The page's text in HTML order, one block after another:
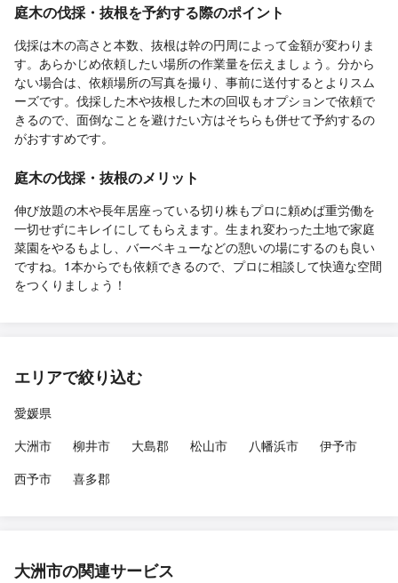
庭木の伐採・抜根を予約する際のポイント
伐採は木の高さと本数、抜根は幹の円周によって金額が変わりま
す。あらかじめ依頼したい場所の作業量を伝えましょう。分から
ない場合は、依頼場所の写真を撮り、事前に送付するとよりスム
ーズです。伐採した木や抜根した木の回収もオプションで依頼で
きるので、面倒なことを避けたい方はそちらも併せて予約するの
がおすすめです。
庭木の伐採・抜根のメリット
伸び放題の木や長年居座っている切り株もプロに頼めば重労働を
一切せずにキレイにしてもらえます。生まれ変わった土地で家庭
菜園をやるもよし、バーベキューなどの憩いの場にするのも良い
ですね。1本からでも依頼できるので、プロに相談して快適な空間
をつくりましょう！
エリアで絞り込む
愛媛県
大洲市
柳井市 大島郡 松山市 八幡浜市
伊予市
西予市
喜多郡
大洲市の関連サービス